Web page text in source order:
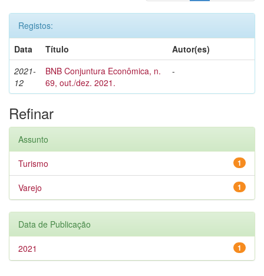
Registos:
Data
Título
Autor(es)
2021-
12
BNB Conjuntura Econômica, n.
69, out./dez. 2021.
-
Refinar
Assunto
1
Turismo
1
Varejo
Data de Publicação
1
2021